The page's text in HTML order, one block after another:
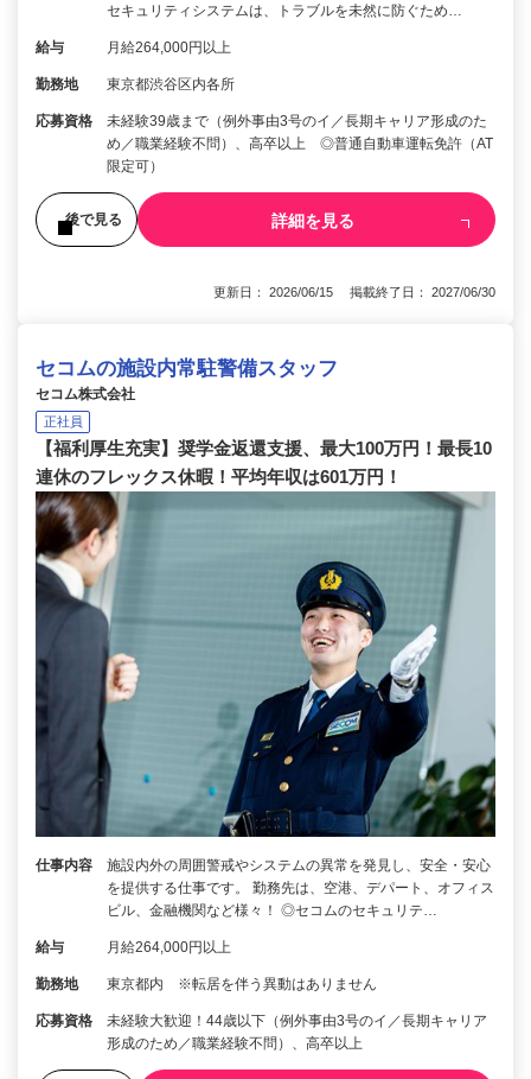
セキュリティシステムは、トラブルを未然に防ぐため…
給与 月給264,000円以上
勤務地 東京都渋谷区内各所
応募資格
未経験39歳まで（例外事由3号のイ／長期キャリア形成のた
め／職業経験不問）、高卒以上 ◎普通自動車運転免許（AT
限定可）
後で見る 詳細を見る
更新日： 2026/06/15 掲載終了日： 2027/06/30
セコムの施設内常駐警備スタッフ
セコム株式会社
正社員
【福利厚生充実】奨学金返還支援、最大100万円！最長10
連休のフレックス休暇！平均年収は601万円！
仕事内容
施設内外の周囲警戒やシステムの異常を発見し、安全・安心
を提供する仕事です。 勤務先は、空港、デパート、オフィス
ビル、金融機関など様々！ ◎セコムのセキュリテ…
給与 月給264,000円以上
勤務地 東京都内 ※転居を伴う異動はありません
応募資格
未経験大歓迎！44歳以下（例外事由3号のイ／長期キャリア
形成のため／職業経験不問）、高卒以上